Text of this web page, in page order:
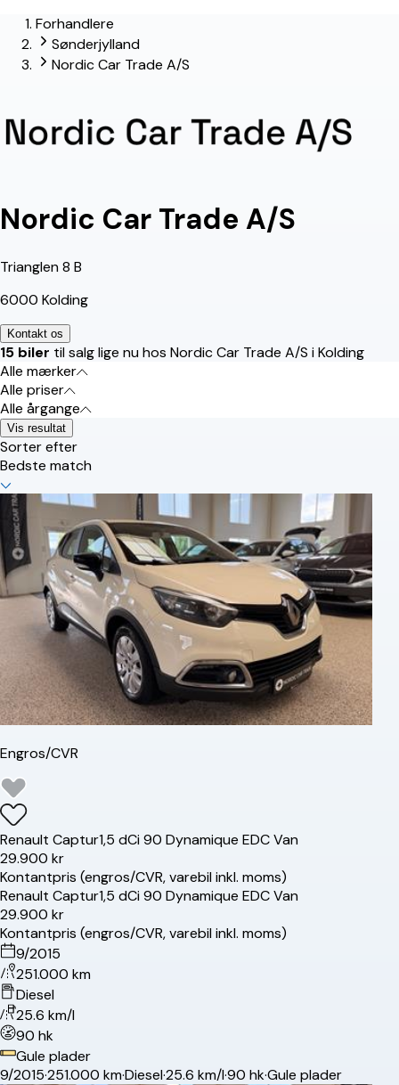
Forhandlere
Sønderjylland
Nordic Car Trade A/S
Nordic Car Trade A/S
Trianglen 8 B
6000 Kolding
Kontakt os
15 biler til salg lige nu hos Nordic Car Trade A/S i Kolding
Alle mærker
Alle priser
Alle årgange
Vis resultat
Sorter efter
Bedste match
Engros/CVR
Renault Captur1,5 dCi 90 Dynamique EDC Van
29.900 kr
Kontantpris (engros/CVR, varebil inkl. moms)
Renault Captur1,5 dCi 90 Dynamique EDC Van
29.900 kr
Kontantpris (engros/CVR, varebil inkl. moms)
9/2015
251.000 km
Diesel
25.6 km/l
90 hk
Gule plader
9/2015·251.000 km·Diesel·25.6 km/l·90 hk·Gule plader